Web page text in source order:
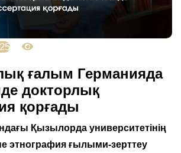
ғалым Германияда
докторлық
қорғады
Қызылорда университетінің
этнография ғылыми-зерттеу